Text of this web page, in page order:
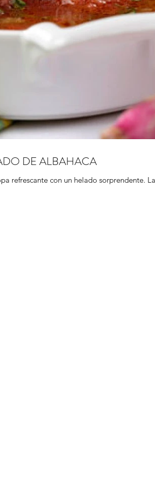
DE ALBAHACA
refrescante con un helado sorprendente.